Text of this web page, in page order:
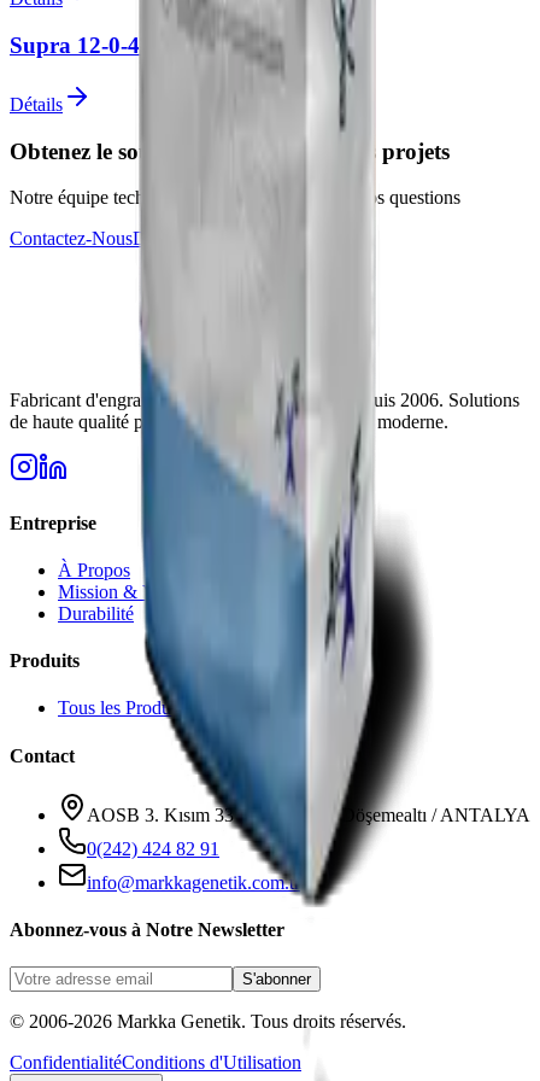
Supra 12-0-45+ME
Détails
Obtenez le soutien d'experts pour vos projets
Notre équipe technique est prête à répondre à vos questions
Contactez-NousDevenir Revendeur
Fabricant d'engrais de confiance en Turquie depuis 2006. Solutions
de haute qualité pour les besoins de l'agriculture moderne.
Entreprise
À Propos
Mission & Vision
Durabilité
Produits
Tous les Produits
Contact
AOSB 3. Kısım 33 Cadde No: 3 Döşemealtı / ANTALYA
0(242) 424 82 91
info@markkagenetik.com.tr
Abonnez-vous à Notre Newsletter
S'abonner
© 2006-2026 Markka Genetik. Tous droits réservés.
ConfidentialitéConditions d'Utilisation